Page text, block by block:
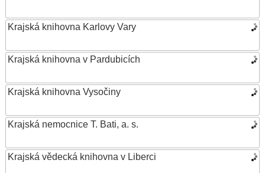
Krajská knihovna Karlovy Vary
Krajská knihovna v Pardubicích
Krajská knihovna Vysočiny
Krajská nemocnice T. Bati, a. s.
Krajská vědecká knihovna v Liberci